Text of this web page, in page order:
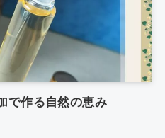
で作る自然の恵み